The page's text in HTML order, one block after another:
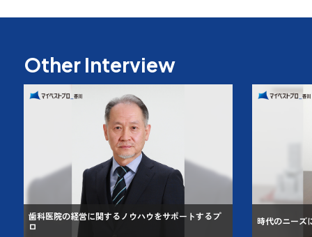
Other Interview
歯科医院の経営に関するノウハウをサポートするプ
ロ
時代のニーズ